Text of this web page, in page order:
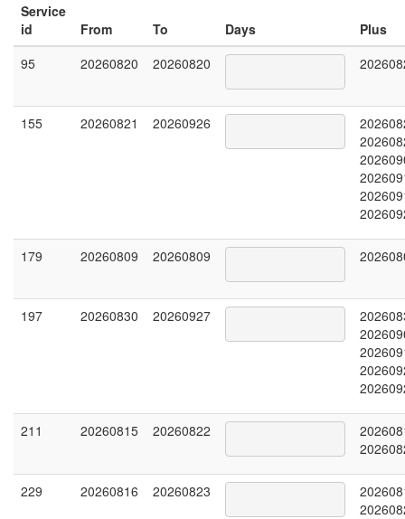
Service
id
From To Days
Plus
95
20260820 20260820
155 20260821 20260926
179 20260809 20260809
197 20260830 20260927
211 20260815 20260822
229 20260816 20260823